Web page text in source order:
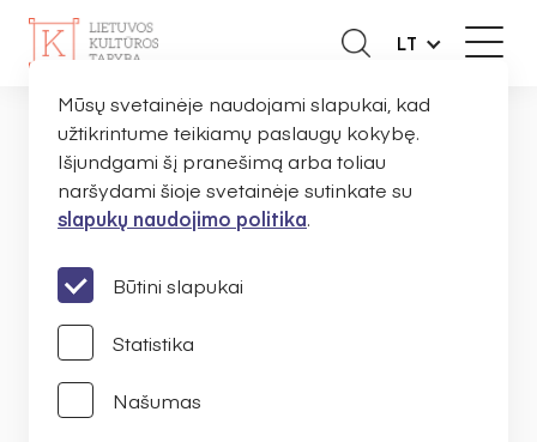
LT
NAUJIENOS
PRANEŠIMAI
Mūsų svetainėje naudojami slapukai, kad
užtikrintume teikiamų paslaugų kokybę.
Išjundgami šį pranešimą arba toliau
naršydami šioje svetainėje sutinkate su
slapukų naudojimo politika.
Būtini slapukai
Statistika
Našumas